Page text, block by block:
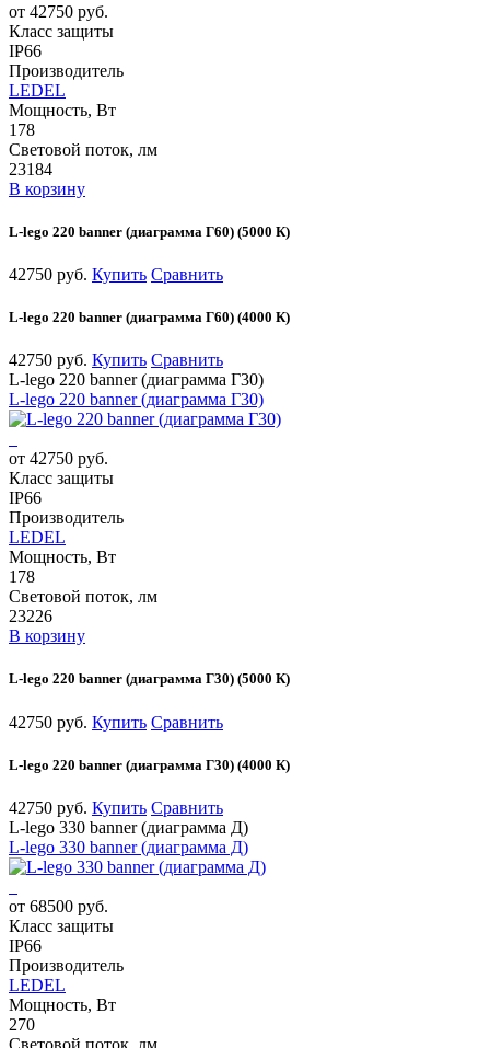
от 42750 руб.
Класс защиты
IP66
Производитель
LEDEL
Мощность, Вт
178
Световой поток, лм
23184
В корзину
L-lego 220 banner (диаграмма Г60) (5000 К)
42750 руб. Купить Сравнить
L-lego 220 banner (диаграмма Г60) (4000 К)
42750 руб. Купить Сравнить
L-lego 220 banner (диаграмма Г30)
L-lego 220 banner (диаграмма Г30)
от 42750 руб.
Класс защиты
IP66
Производитель
LEDEL
Мощность, Вт
178
Световой поток, лм
23226
В корзину
L-lego 220 banner (диаграмма Г30) (5000 К)
42750 руб. Купить Сравнить
L-lego 220 banner (диаграмма Г30) (4000 К)
42750 руб. Купить Сравнить
L-lego 330 banner (диаграмма Д)
L-lego 330 banner (диаграмма Д)
от 68500 руб.
Класс защиты
IP66
Производитель
LEDEL
Мощность, Вт
270
Световой поток, лм